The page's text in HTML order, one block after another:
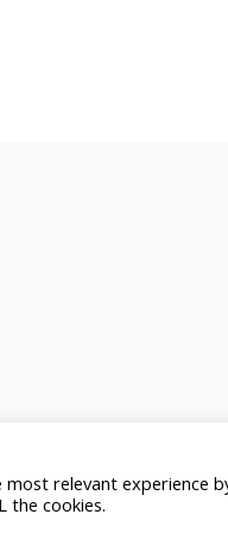
relevant experience
the cookies.